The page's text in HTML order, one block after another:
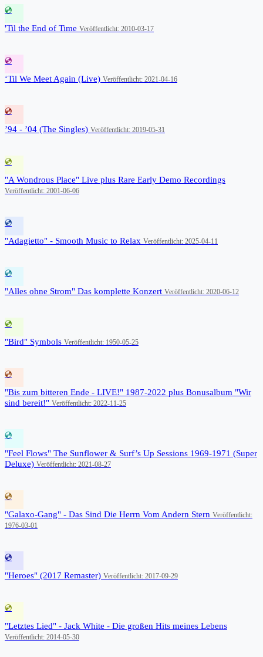
💿
'Til the End of Time Veröffentlicht: 2010-03-17
💿
‘Til We Meet Again (Live) Veröffentlicht: 2021-04-16
💿
’94 - ’04 (The Singles) Veröffentlicht: 2019-05-31
💿
"A Wondrous Place" Live plus Rare Early Demo Recordings
Veröffentlicht: 2001-06-06
💿
"Adagietto" - Smooth Music to Relax Veröffentlicht: 2025-04-11
💿
"Alles ohne Strom" Das komplette Konzert Veröffentlicht: 2020-06-12
💿
"Bird" Symbols Veröffentlicht: 1950-05-25
💿
"Bis zum bitteren Ende - LIVE!" 1987-2022 plus Bonusalbum "Wir
sind bereit!" Veröffentlicht: 2022-11-25
💿
"Feel Flows" The Sunflower & Surf’s Up Sessions 1969-1971 (Super
Deluxe) Veröffentlicht: 2021-08-27
💿
"Galaxo-Gang" - Das Sind Die Herrn Vom Andern Stern Veröffentlicht:
1976-03-01
💿
"Heroes" (2017 Remaster) Veröffentlicht: 2017-09-29
💿
"Letztes Lied" - Jack White - Die großen Hits meines Lebens
Veröffentlicht: 2014-05-30